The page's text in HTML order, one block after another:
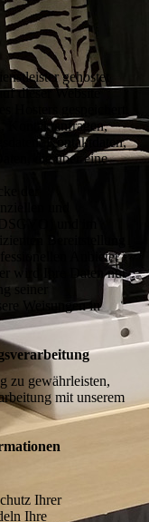
gehostet
dieser Website
Hosters gespeichert.
Kontaktanfragen,
Kontaktdaten,
die über eine
der
und
und im
Bereitstellung
Anbieter
wird Ihre Daten nur
seiner
Weisungen in
zu gewährleisten,
mit unserem
Ihrer
Ihre